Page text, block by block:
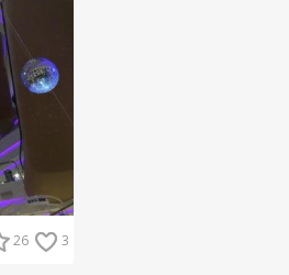
26 3